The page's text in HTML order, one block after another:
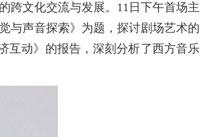
跨文化交流与发展。11日下午首场主
与声音探索》为题，探讨剧场艺术的
互动》的报告，深刻分析了西方音乐